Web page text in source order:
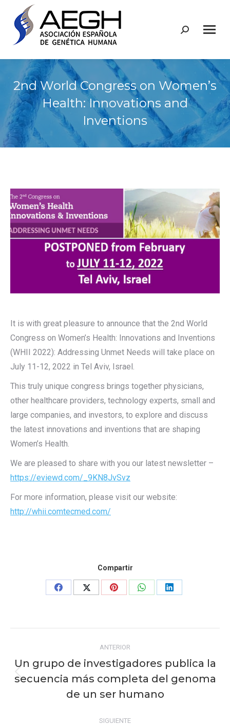
Buscar:
2nd World Congress on Women’s
Health: Innovations and
Inventions
It is with great pleasure to announce that the 2nd World
Congress on Women’s Health: Innovations and Inventions
(WHII 2022): Addressing Unmet Needs will take place on
July 11-12, 2022 in Tel Aviv, Israel.
This truly unique congress brings together physicians,
other healthcare providers, technology experts, small and
large companies, and investors, to explore and discuss
the latest innovations and inventions that are shaping
Women’s Health.
We are pleased to share with you our latest newsletter –
https://eviewd.com/_9KN8JvSvz
For more information, please visit our website:
http://whii.comtecmed.com/
Compartir
Share
Share
Share
Share
Share
entre
publicaciones
ANTERIOR
Publicación
anterior:
Un grupo de investigadores publica la
secuencia más completa del genoma
de un ser humano
SIGUIENTE